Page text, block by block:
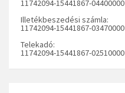
11742094-15441867-04400000
Illetékbeszedési számla:
11742094-15441867-03470000
Telekadó:
11742094-15441867-02510000